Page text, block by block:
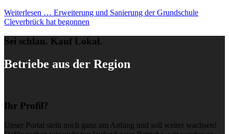
Weiterlesen … Erweiterung und Sanierung der Grundschule
Cleverbrück hat begonnen
Sei schlau. Kauf Lokal.
Betriebe aus der Region
Ihr Profil?
Unser Portal steht noch ganz am Anfang und soll weiter wachsen!